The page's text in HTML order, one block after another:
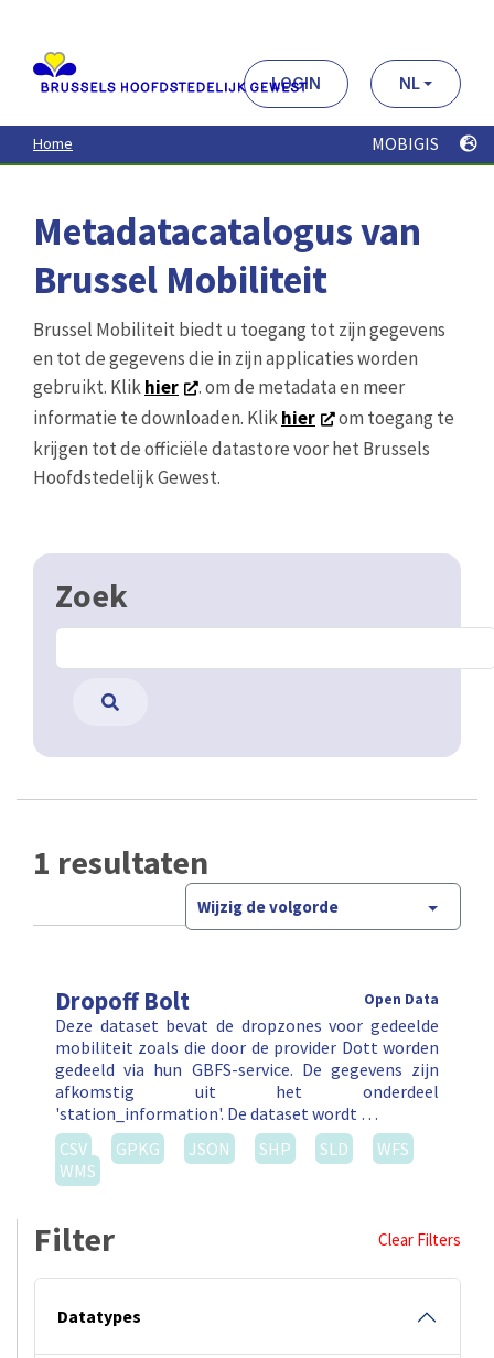
contenu
principal
LOGIN NL
Home MOBIGIS
Metadatacatalogus van
Brussel Mobiliteit
Brussel Mobiliteit biedt u toegang tot zijn gegevens
en tot de gegevens die in zijn applicaties worden
gebruikt. Klikhier
. om de metadata en meer
informatie te downloaden. Klikhier
om toegang te
krijgen tot de officiële datastore voor het Brussels
Hoofdstedelijk Gewest.
Zoek
1 resultaten
Wijzig de volgorde
Dropoff Bolt Open Data
Deze dataset bevat de dropzones voor gedeelde
mobiliteit zoals die door de provider Dott worden
gedeeld via hun GBFS-service. De gegevens zijn
afkomstig uit het onderdeel
'station_information'. De dataset wordt …
CSV
GPKG JSON SHP SLD
WFS
WMS
Filter Clear Filters
Datatypes